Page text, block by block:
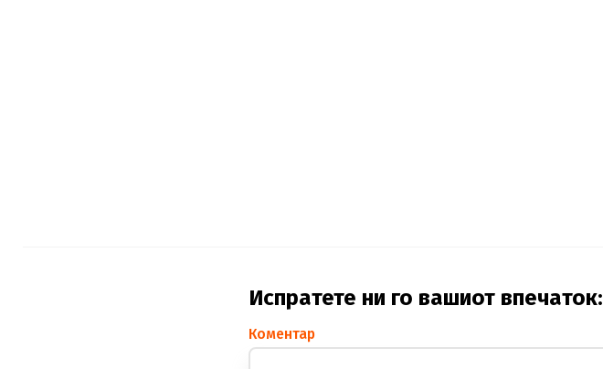
Испратете ни го вашиот впечаток:
Коментар